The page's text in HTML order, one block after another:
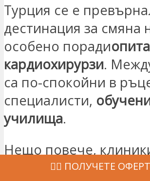
Турция се е
дестинация за смяна
особено поради
кардиохирурзи.
са по-спокойни в
специалисти,
училища.
Нещо повече,
оборудвани с най-
‍👩‍⚕ ПОЛУЧЕТЕ